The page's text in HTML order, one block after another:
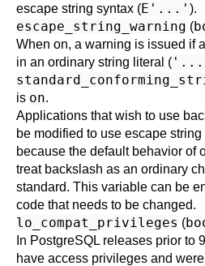
escape string syntax (E'...' ).
escape_string_warning (
When on, a warning is issued if
in an ordinary string literal (
is on.
Applications that wish to use
be modified to use escape string
because the default behavior of
treat backslash as an ordinary
standard. This variable can be
code that needs to be changed.
lo_compat_privileges (
In PostgreSQL releases prior to
have access privileges and